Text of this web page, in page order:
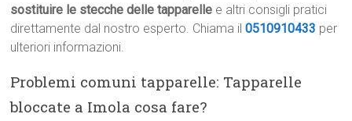
sostituire le stecche delle tapparelle e altri consigli pratici
direttamente dal nostro esperto. Chiama il0510910433 per
ulteriori informazioni.
Problemi comuni tapparelle: Tapparelle
bloccate a Imola cosa fare?